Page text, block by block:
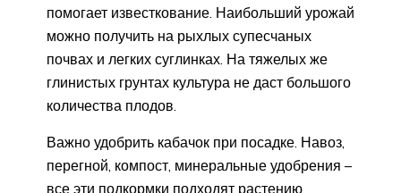
помогает известкование. Наибольший урожай
можно получить на рыхлых супесчаных
почвах и легких суглинках. На тяжелых же
глинистых грунтах культура не даст большого
количества плодов.
Важно удобрить кабачок при посадке. Навоз,
перегной, компост, минеральные удобрения –
все эти подкормки подходят растению